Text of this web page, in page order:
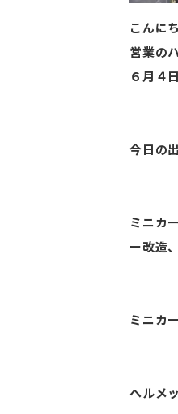
こんに
営業の
６月４
今日の
ミニカ
ー改造
ミニカ
ヘルメ